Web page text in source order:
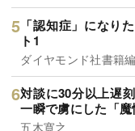
「認知症」になり
ト1
ダイヤモンド社書籍
対談に30分以上遅
一瞬で虜にした「魔
五木寛之